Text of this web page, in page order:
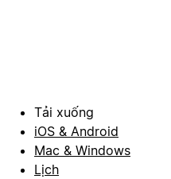
Tải xuống
iOS & Android
Mac & Windows
Lịch